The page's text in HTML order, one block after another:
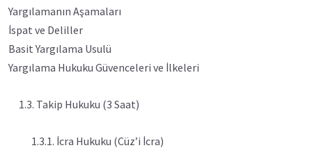
Yargılamanın Aşamaları
İspat ve Deliller
Basit Yargılama Usulü
Yargılama Hukuku Güvenceleri ve İlkeleri
1.3. Takip Hukuku (3 Saat)
1.3.1. İcra Hukuku (Cüz’i İcra)